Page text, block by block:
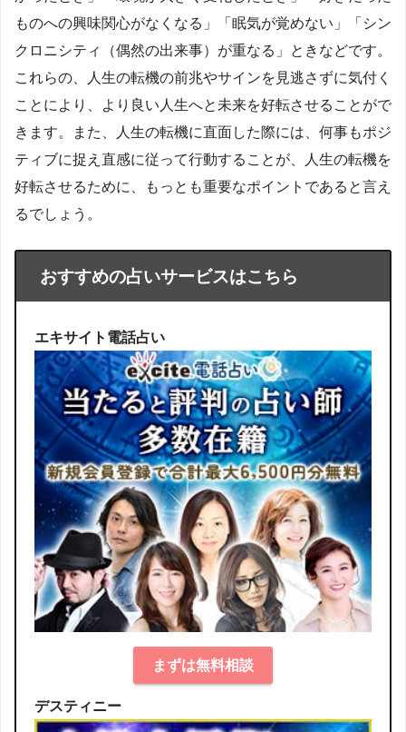
ものへの興味関心がなくなる」「眠気が覚めない」「シン
クロニシティ（偶然の出来事）が重なる」ときなどです。
これらの、人生の転機の前兆やサインを見逃さずに気付く
ことにより、より良い人生へと未来を好転させることがで
きます。また、人生の転機に直面した際には、何事もポジ
ティブに捉え直感に従って行動することが、人生の転機を
好転させるために、もっとも重要なポイントであると言え
るでしょう。
おすすめの占いサービスはこちら
エキサイト電話占い
まずは無料相談
デスティニー